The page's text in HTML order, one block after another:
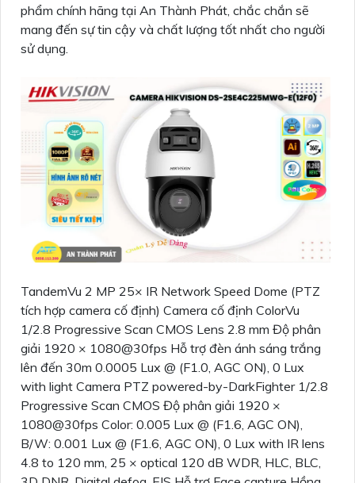
phẩm chính hãng tại An Thành Phát, chắc chắn sẽ
mang đến sự tin cậy và chất lượng tốt nhất cho người
sử dụng.
TandemVu 2 MP 25× IR Network Speed Dome (PTZ
tích hợp camera cố định) Camera cố định ColorVu
1/2.8 Progressive Scan CMOS Lens 2.8 mm Độ phân
giải 1920 × 1080@30fps Hỗ trợ đèn ánh sáng trắng
lên đến 30m 0.0005 Lux @ (F1.0, AGC ON), 0 Lux
with light Camera PTZ powered-by-DarkFighter 1/2.8
Progressive Scan CMOS Độ phân giải 1920 ×
1080@30fps Color: 0.005 Lux @ (F1.6, AGC ON),
B/W: 0.001 Lux @ (F1.6, AGC ON), 0 Lux with IR lens
4.8 to 120 mm, 25 × optical 120 dB WDR, HLC, BLC,